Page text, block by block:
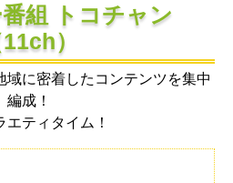
組 トコチャン
11ch）
域に密着したコンテンツを集中
編成！
エティタイム！